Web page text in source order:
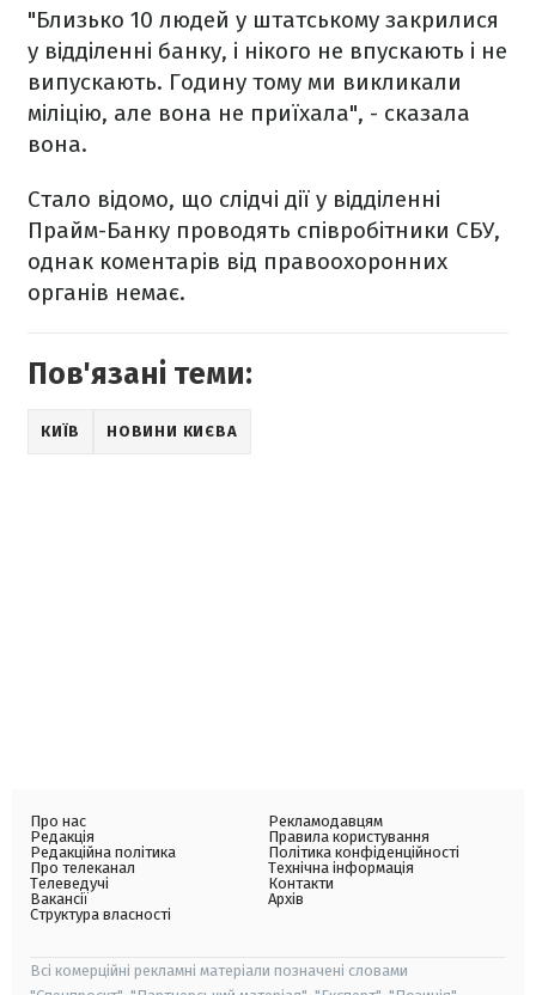
"Близько 10 людей у штатському закрилися
у відділенні банку, і нікого не впускають і не
випускають. Годину тому ми викликали
міліцію, але вона не приїхала", - сказала
вона.
Стало відомо, що слідчі дії у відділенні
Прайм-Банку проводять співробітники СБУ,
однак коментарів від правоохоронних
органів немає.
Пов'язані теми:
КИЇВ НОВИНИ КИЄВА
Про нас
Редакція
Редакційна політика
Про телеканал
Телеведучі
Вакансії
Структура власності
Рекламодавцям
Правила користування
Політика конфіденційності
Технічна інформація
Контакти
Архів
Всі комерційні рекламні матеріали позначені словами